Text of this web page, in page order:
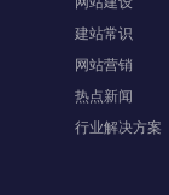
建站常识
网站营销
热点新闻
行业解决方案